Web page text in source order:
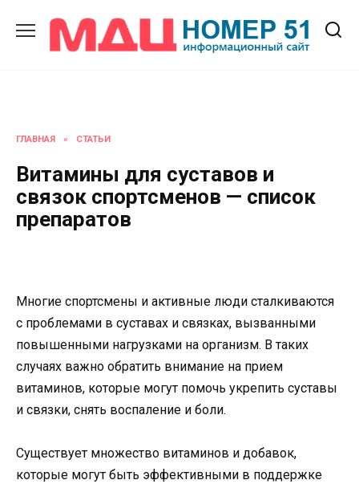
содержанию
ГЛАВНАЯ » СТАТЬИ
Витамины для суставов и
связок спортсменов — список
препаратов
Многие спортсмены и активные люди сталкиваются
с проблемами в суставах и связках, вызванными
повышенными нагрузками на организм. В таких
случаях важно обратить внимание на прием
витаминов, которые могут помочь укрепить суставы
и связки, снять воспаление и боли.
Существует множество витаминов и добавок,
которые могут быть эффективными в поддержке